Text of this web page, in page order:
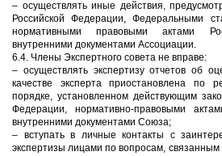
– осуществлять иные действия,
Российской Федерации, Федеральными
нормативными правовыми актами
внутренними документами Ассоциации.
6.4. Члены Экспертного совета не вправе:
– осуществлять экспертизу отчетов об
качестве эксперта приостановлена
порядке, установленном действующим
Федерации, нормативно-правовыми
внутренними документами Союза;
– вступать в личные контакты с
экспертизы лицами по вопросам,